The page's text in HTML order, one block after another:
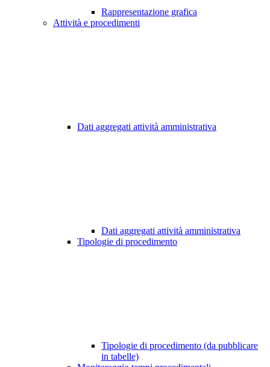
Rappresentazione grafica
Attività e procedimenti
Dati aggregati attività amministrativa
Dati aggregati attività amministrativa
Tipologie di procedimento
Tipologie di procedimento (da pubblicare
in tabelle)